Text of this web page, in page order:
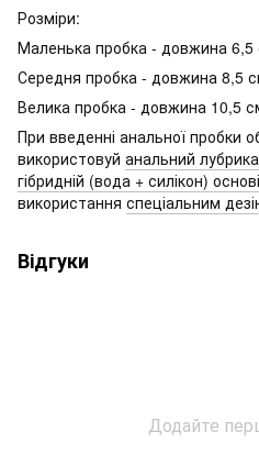
Розміри:
Маленька пробка - довжина 6,5
Середня пробка - довжина 8,5
Велика пробка - довжина 10,5
При введенні анальної пробки
використовуй анальний
гібридній (вода + силікон) основі
використання спеціальним
Відгуки
Додайте